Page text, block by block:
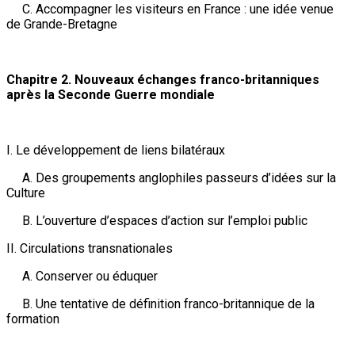
C. Accompagner les visiteurs en France : une idée venue
de Grande-Bretagne
Chapitre 2. Nouveaux échanges franco-britanniques
après la Seconde Guerre mondiale
I. Le développement de liens bilatéraux
A. Des groupements anglophiles passeurs d’idées sur la
Culture
B. L’ouverture d’espaces d’action sur l’emploi public
II. Circulations transnationales
A. Conserver ou éduquer
B. Une tentative de définition franco-britannique de la
formation